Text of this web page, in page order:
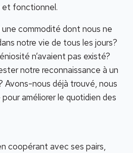
et fonctionnel.
commodité dont nous ne
notre vie de tous les jours?
n’avaient pas existé?
notre reconnaissance à un
Avons-nous déjà trouvé, nous
améliorer le quotidien des
coopérant avec ses pairs,